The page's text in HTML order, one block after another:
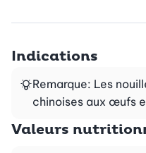
Indications
Remarque: Les
chinoises aux œufs
Valeurs